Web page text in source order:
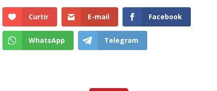
Curtir E-mail Facebook
WhatsApp Telegram